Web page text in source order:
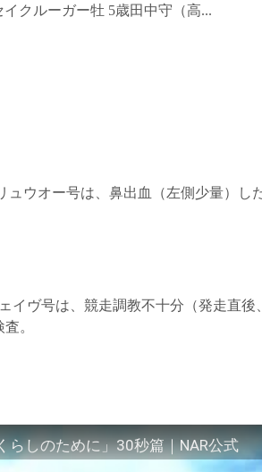
イクルーガー牡 5歳田中守（高...
オー号は、鼻出血（左側少量）した
号は、競走調教不十分（発走直後
。
しのために」30秒篇｜NAR公式